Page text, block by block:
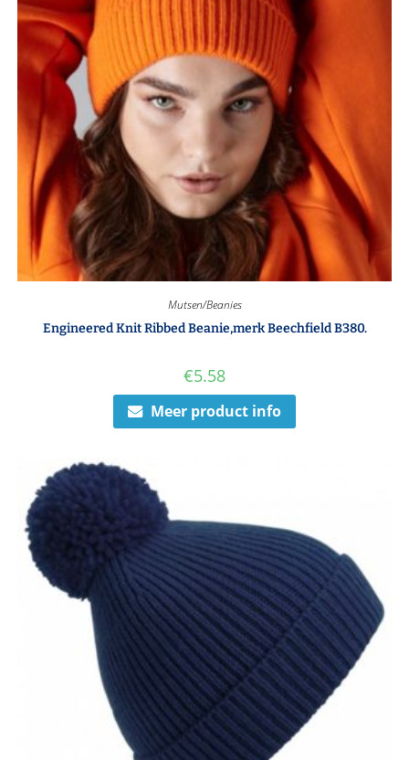
Mutsen/Beanies
Engineered Knit Ribbed Beanie,merk Beechfield B380.
€5.58
Meer product info